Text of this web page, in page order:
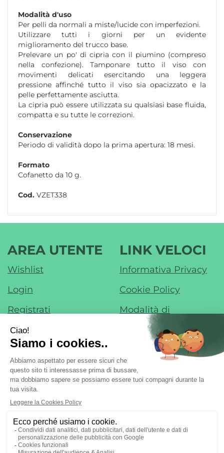
Modalità d'uso
Per pelli da normali a miste/lucide con imperfezioni.
Utilizzare tutti i giorni per un evidente
miglioramento del trucco base.
Prelevare un po' di cipria con il piumino (compreso
nella confezione). Tamponare tutto il viso con
movimenti delicati esercitando una leggera
pressione affinché tutto il viso sia opacizzato e la
pelle perfettamente asciutta.
La cipria può essere utilizzata su qualsiasi base fluida,
compatta e su tutte le correzioni.
Conservazione
Periodo di validità dopo la prima apertura: 18 mesi.
Formato
Cofanetto da 10 g.
Cod. VZET338
AREA UTENTE
Wishlist
Login
Registrati
Contatti
Iscrizione alla
Newsletter
LINK VELOCI
Informativa Privacy
Cookie Policy
Modalità di
Pagamento
Modalità di
Spedizione e Ritiro
Condizioni di Vendita
Farmacia di Liscate sas - Dr. F. Nobile &
C.
- Via IV Novembre, 22 20060 Liscate (MI)